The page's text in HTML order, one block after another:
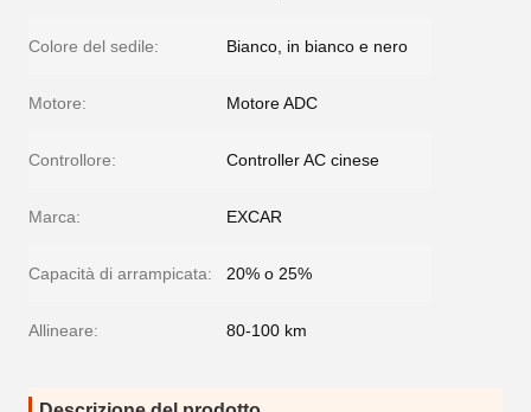
Colore del sedile: Bianco, in bianco e nero
Motore: Motore ADC
Controllore: Controller AC cinese
Marca: EXCAR
Capacità di arrampicata: 20% o 25%
Allineare: 80-100 km